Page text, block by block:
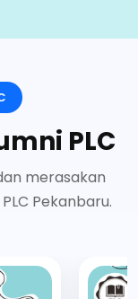
PLC
merasakan
Pekanbaru.